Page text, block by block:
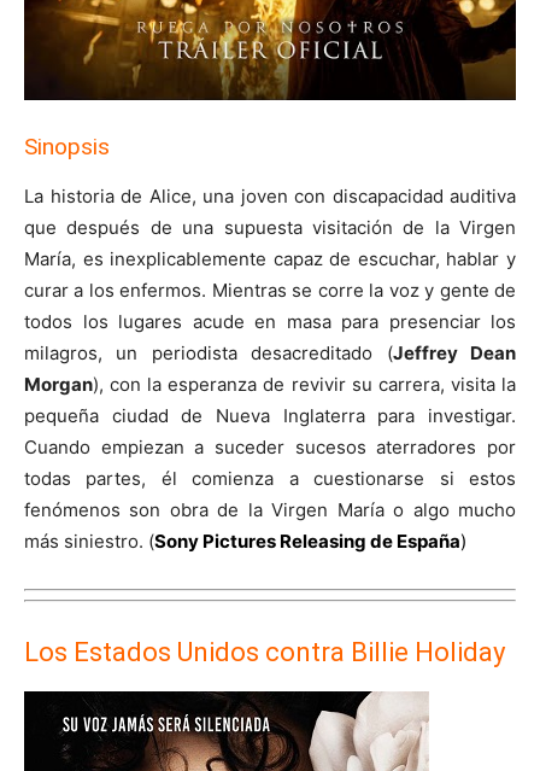
Sinopsis
La historia de Alice, una joven con discapacidad auditiva
que después de una supuesta visitación de la Virgen
María, es inexplicablemente capaz de escuchar, hablar y
curar a los enfermos. Mientras se corre la voz y gente de
todos los lugares acude en masa para presenciar los
milagros, un periodista desacreditado (Jeffrey Dean
Morgan), con la esperanza de revivir su carrera, visita la
pequeña ciudad de Nueva Inglaterra para investigar.
Cuando empiezan a suceder sucesos aterradores por
todas partes, él comienza a cuestionarse si estos
fenómenos son obra de la Virgen María o algo mucho
más siniestro. (Sony Pictures Releasing de España)
Los Estados Unidos contra Billie Holiday